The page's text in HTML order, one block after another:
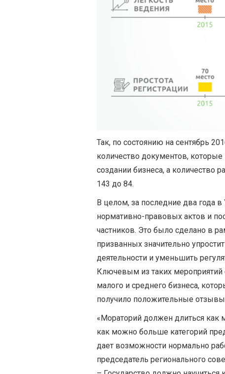
Так, по состоянию на сентябрь
количество документов,
создании бизнеса, а количество
143 до 84.
В целом, за последние два года
нормативно-правовых актов и
частников. Это было сделано в
призванных значительно
деятельности и уменьшить
Ключевым из таких мероприятий
малого и среднего бизнеса,
получило положительные
«Мораторий должен длиться
как можно больше категорий
дает возможности нормально
председатель регионального